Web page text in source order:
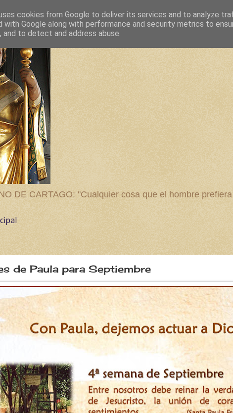
DE CARTAGO: "Cualquier cosa que el hombre
de Paula para Septiembre
cookies from Google to deliver its services and to analyze
with Google along with performance and security metrics to
to detect and address abuse.